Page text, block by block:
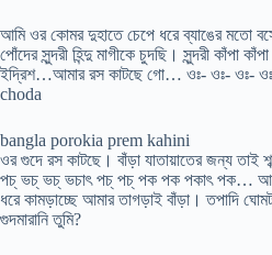
আমি ওর কোমর দুহাতে চেপে ধরে ব্যাঙের মতো বসে
পোঁদের সুন্দরী হিন্দু মাগীকে চুদছি। সুন্দরী কাঁপা
ইদ্রিশ…আমার রস কাটছে গো… ওঃ- ওঃ- ওঃ-
choda
bangla porokia prem kahini
ওর গুদে রস কাটছে। বাঁড়া যাতায়াতের জন্য তাই
পচ্ ভচ্ ভচ্ ভচাৎ পচ্ পচ্ পক পক পকাৎ পক… আর
ধরে কামড়াচ্ছে আমার তাগড়াই বাঁড়া। তপাদি
গুদমারানি তুমি?